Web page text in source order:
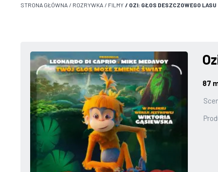
STRONA GŁÓWNA / ROZRYWKA / FILMY / OZI: GŁOS DESZCZOWEGO LASU
87